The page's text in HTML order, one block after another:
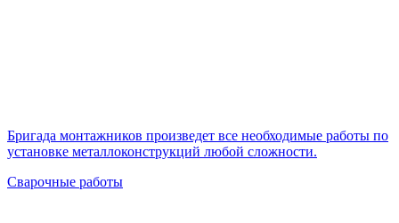
Бригада монтажников произведет все необходимые работы по
установке металлоконструкций любой сложности.
Сварочные работы